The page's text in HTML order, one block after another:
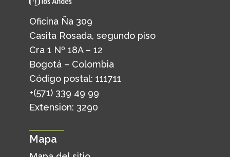
Oficina Ña 309
Casita Rosada, segundo piso
Cra 1 Nº 18A – 12
Bogotá – Colombia
Código postal: 111711
+(571) 339 49 99
Extension: 3290
Mapa